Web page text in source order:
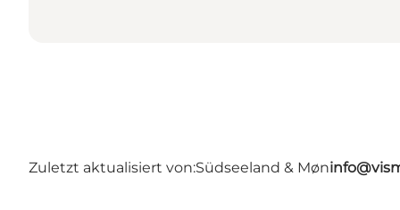
Zuletzt aktualisiert von:Südseeland & Møn